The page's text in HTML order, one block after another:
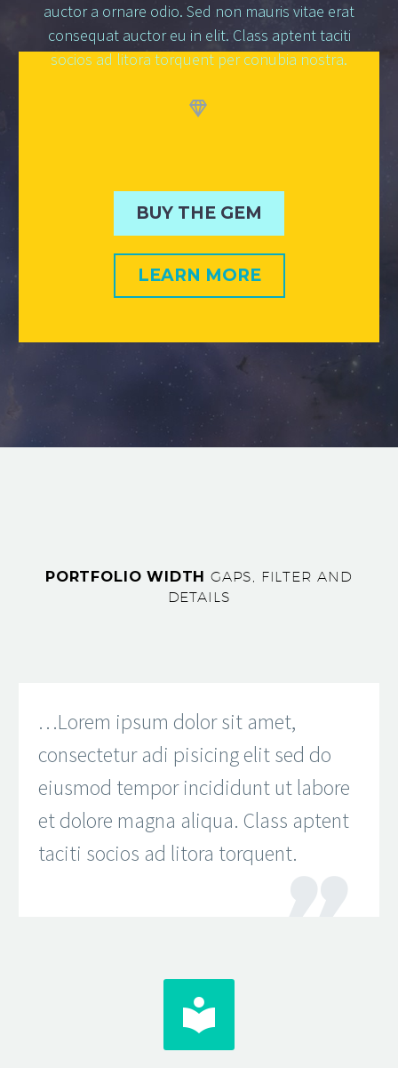
auctor a ornare odio. Sed non mauris vitae erat
consequat auctor eu in elit. Class aptent taciti
socios ad litora torquent per conubia nostra.


BUY THE GEM
LEARN MORE
PORTFOLIO WIDTH GAPS, FILTER AND
DETAILS
…Lorem ipsum dolor sit amet,
consectetur adi pisicing elit sed do
eiusmod tempor incididunt ut labore
et dolore magna aliqua. Class aptent
taciti socios ad litora torquent.

